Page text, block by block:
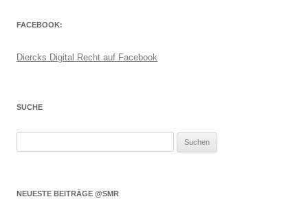
FACEBOOK:
Diercks Digital Recht auf Facebook
SUCHE
NEUESTE BEITRÄGE @SMR